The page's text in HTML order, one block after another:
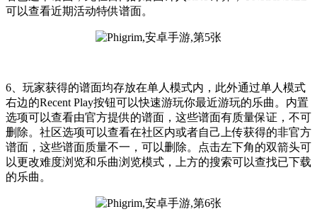
可以查看近期活动特供谱面。
6、玩家获得的谱面均存放在单人模式内，此外通过单人模式
右边的Recent Play按钮可以快速游玩你最近游玩的乐曲。内置
选项可以查看由官方提供的谱面，这些谱面有质量保证，不可
删除。社区选项可以查看在社区内或者自己上传获得的非官方
谱面，这些谱面质量不一，可以删除。点击左下角的双箭头可
以更改难度浏览和乐曲浏览模式，上方的搜索可以查找已下载
的乐曲。